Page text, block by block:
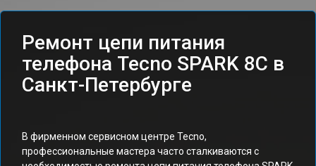
Ремонт цепи питания
телефона Tecno SPARK 8C в
Санкт-Петербурге
В фирменном сервисном центре Tecno,
профессиональные мастера часто сталкиваются с